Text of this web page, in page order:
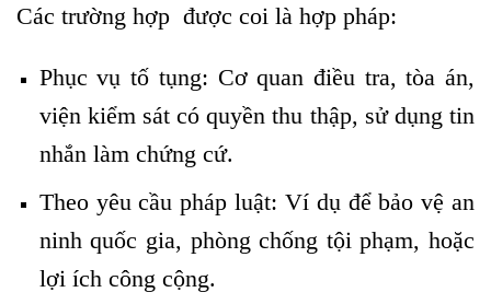
Các trường hợp được coi là hợp pháp:
Phục vụ tố tụng: Cơ quan điều tra, tòa án,
viện kiểm sát có quyền thu thập, sử dụng tin
nhắn làm chứng cứ.
Theo yêu cầu pháp luật: Ví dụ để bảo vệ an
ninh quốc gia, phòng chống tội phạm, hoặc
lợi ích công cộng.